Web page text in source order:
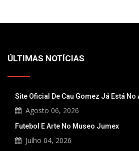
ÚLTIMAS NOTÍCIAS
Site Oficial De Cau Gomez Já Está No
Agosto 06, 2026
Futebol E Arte No Museo Jumex
Julho 04, 2026